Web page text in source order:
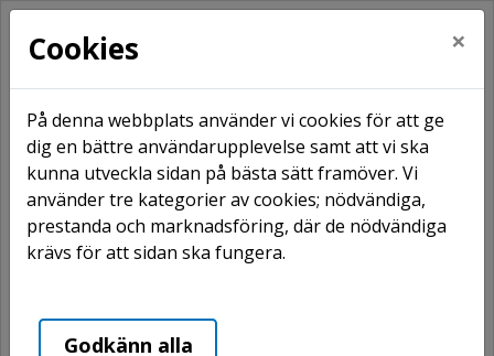
Hem Om webbplatsen
Om webbplatsen
Om webbplatsen
Cookies ×
På denna webbplats använder vi cookies för att ge
dig en bättre användarupplevelse samt att vi ska
kunna utveckla sidan på bästa sätt framöver. Vi
använder tre kategorier av cookies; nödvändiga,
prestanda och marknadsföring, där de nödvändiga
krävs för att sidan ska fungera.
Godkänn alla